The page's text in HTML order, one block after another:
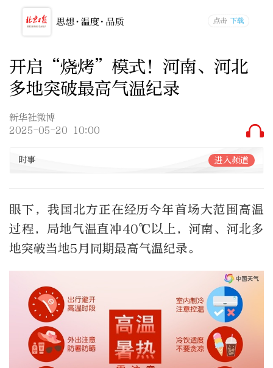
开启“烧烤”模式！河南、河北
多地突破最高气温纪录
新华社微博
2025-05-20 10:00
时事 进入频道
眼下，我国北方正在经历今年首场大范围高温
过程，局地气温直冲40℃以上，河南、河北多
地突破当地5月同期最高气温纪录。